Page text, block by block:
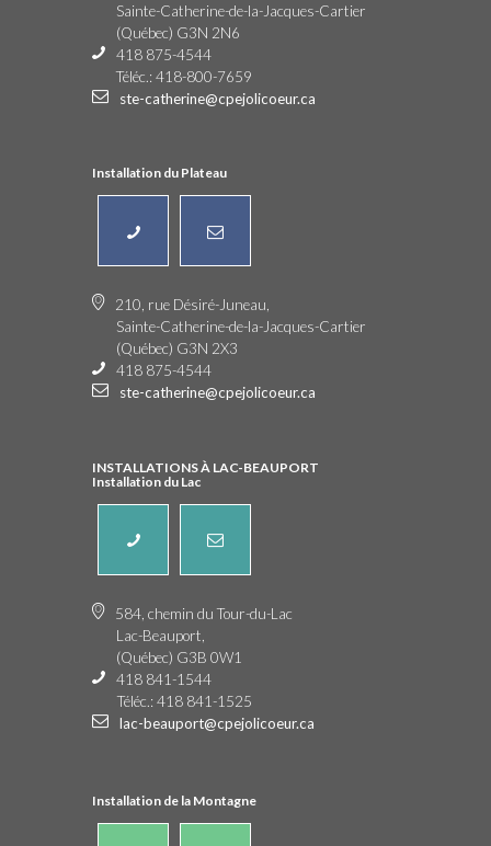
Sainte-Catherine-de-la-Jacques-Cartier
(Québec) G3N 2N6
418 875-4544
Téléc.: 418-800-7659
ste-catherine@cpejolicoeur.ca
Installation du Plateau
210, rue Désiré-Juneau,
Sainte-Catherine-de-la-Jacques-Cartier
(Québec) G3N 2X3
418 875-4544
ste-catherine@cpejolicoeur.ca
INSTALLATIONS À LAC-BEAUPORT
Installation du Lac
584, chemin du Tour-du-Lac
Lac-Beauport,
(Québec) G3B 0W1
418 841-1544
Téléc.: 418 841-1525
lac-beauport@cpejolicoeur.ca
Installation de la Montagne